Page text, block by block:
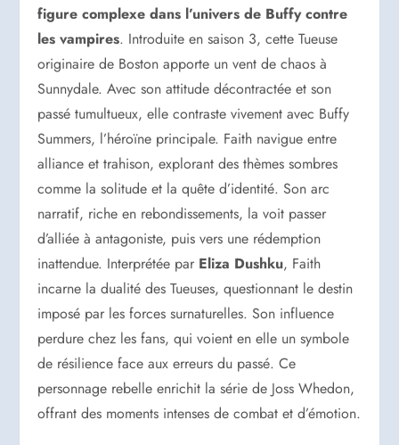
figure complexe dans l’univers de Buffy contre
les vampires. Introduite en saison 3, cette Tueuse
originaire de Boston apporte un vent de chaos à
Sunnydale. Avec son attitude décontractée et son
passé tumultueux, elle contraste vivement avec Buffy
Summers, l’héroïne principale. Faith navigue entre
alliance et trahison, explorant des thèmes sombres
comme la solitude et la quête d’identité. Son arc
narratif, riche en rebondissements, la voit passer
d’alliée à antagoniste, puis vers une rédemption
inattendue. Interprétée par Eliza Dushku, Faith
incarne la dualité des Tueuses, questionnant le destin
imposé par les forces surnaturelles. Son influence
perdure chez les fans, qui voient en elle un symbole
de résilience face aux erreurs du passé. Ce
personnage rebelle enrichit la série de Joss Whedon,
offrant des moments intenses de combat et d’émotion.